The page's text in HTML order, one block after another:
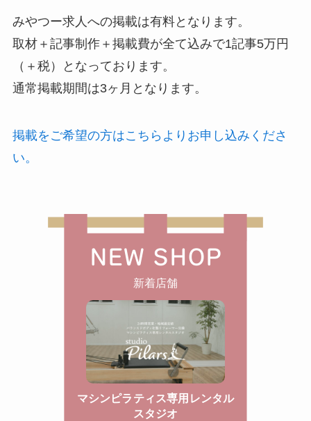
みやつー求人への掲載は有料となります。
取材＋記事制作＋掲載費が全て込みで1記事5万円
（＋税）となっております。
通常掲載期間は3ヶ月となります。
掲載をご希望の方はこちらよりお申し込みくださ
い。
NEW SHOP
新着店舗
マシンピラティス専用レンタル
スタジオ